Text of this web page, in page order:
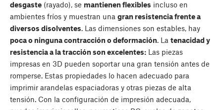
desgaste (rayado), se mantienen flexibles incluso en
ambientes fríos y muestran una gran resistencia frente a
diversos disolventes. Las dimensiones son estables, hay
poca o ninguna contracción o deformación. La tenacidad y
resistencia a la tracción son excelentes: Las piezas
impresas en 3D pueden soportar una gran tensión antes de
romperse. Estas propiedades lo hacen adecuado para
imprimir arandelas espaciadoras y otras piezas de alta
tensión. Con la configuración de impresión adecuada,